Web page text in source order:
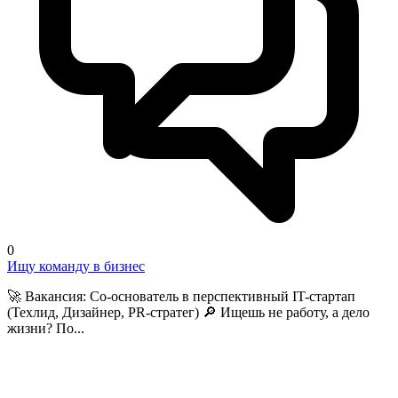
0
Ищу команду в бизнес
🚀 Вакансия: Со-основатель в перспективный IT-стартап
(Техлид, Дизайнер, PR-стратег) 🔎 Ищешь не работу, а дело
жизни? По...